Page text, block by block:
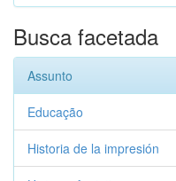
Busca facetada
Assunto
Educação
Historia de la impresión